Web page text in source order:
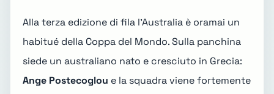
Alla terza edizione di fila l'Australia è oramai un
habitué della Coppa del Mondo. Sulla panchina
siede un australiano nato e cresciuto in Grecia:
Ange Postecoglou e la squadra viene fortemente